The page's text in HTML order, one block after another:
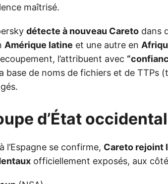
maîtrisé.
détecte à nouveau Careto dans
Amérique latine et une autre en
l’attribuent avec
base de noms de fichiers et de TTPs
d’État
l’Espagne se confirme, Careto rejoint
officiellement exposés, aux